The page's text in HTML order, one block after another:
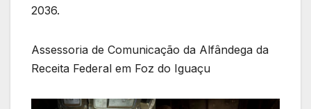
2036.
Assessoria de Comunicação da Alfândega da
Receita Federal em Foz do Iguaçu